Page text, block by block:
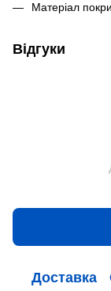
Матеріал
Відгуки
Доставка